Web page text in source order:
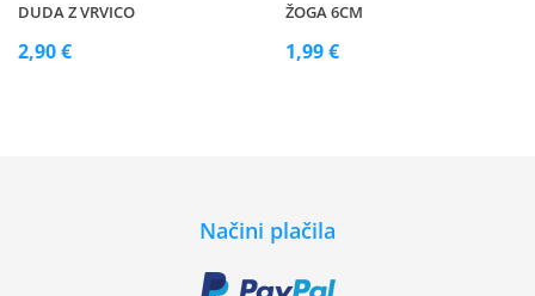
DUDA Z VRVICO
2,90 €
ŽOGA 6CM
1,99 €
Načini plačila